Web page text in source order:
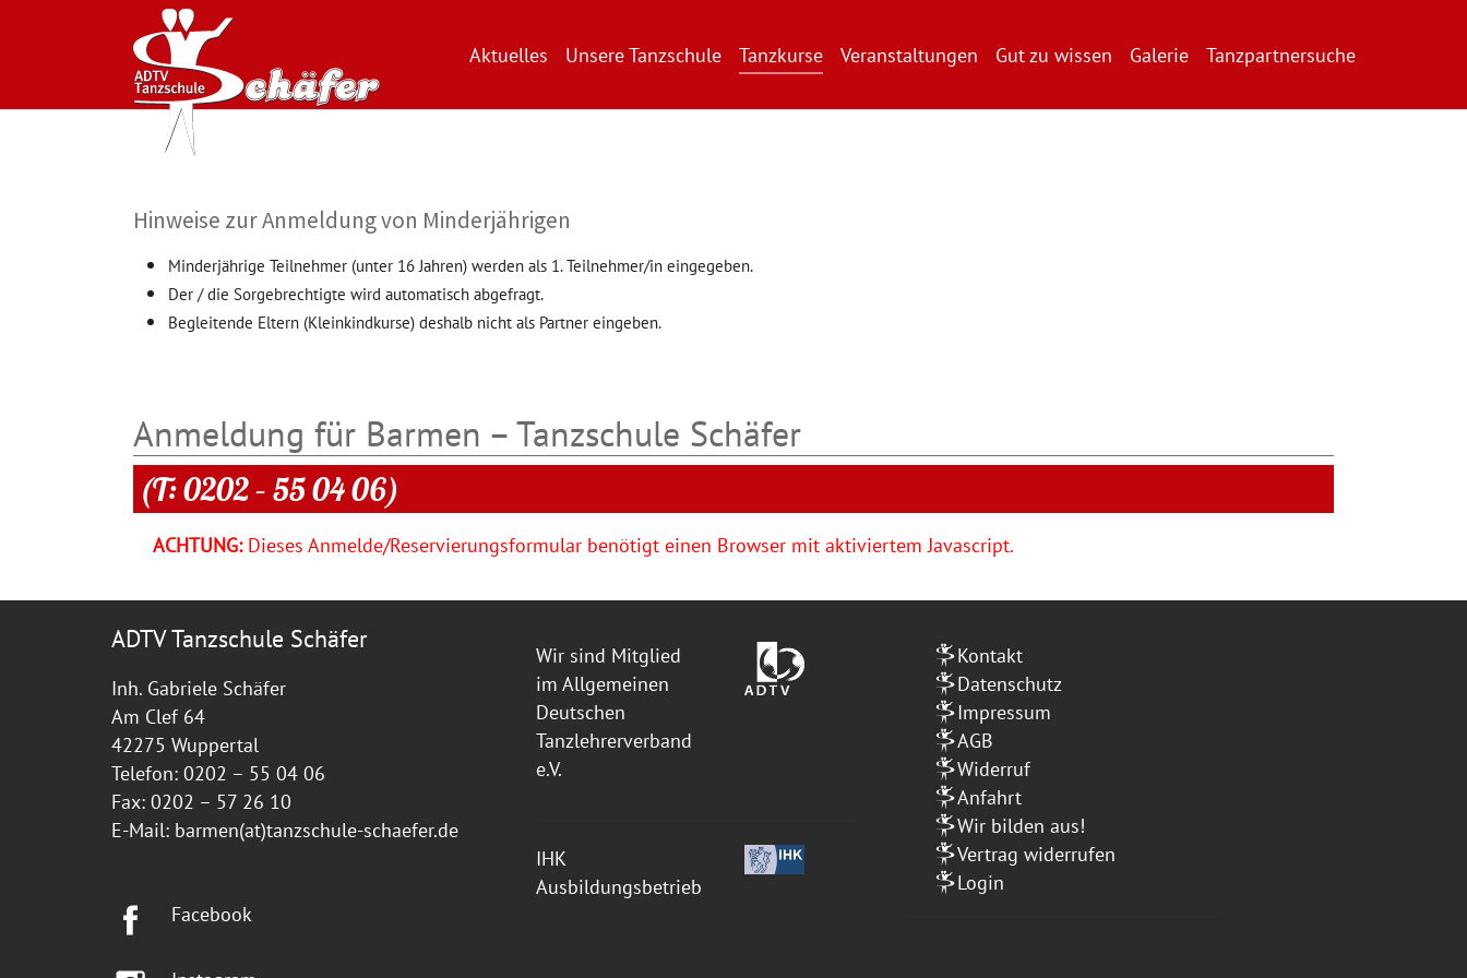
Zum Hauptinhalt springen
Aktuelles Unsere Tanzschule Tanzkurse Veranstaltungen Gut zu wissen Galerie Tanzpartnersuche
Hinweise zur Anmeldung von Minderjährigen
Minderjährige Teilnehmer (unter 16 Jahren) werden als 1. Teilnehmer/in eingegeben.
Der / die Sorgebrechtigte wird automatisch abgefragt.
Begleitende Eltern (Kleinkindkurse) deshalb nicht als Partner eingeben.
Anmeldung für Barmen – Tanzschule Schäfer
(T: 0202 – 55 04 06)
ACHTUNG:Dieses Anmelde/Reservierungsformular benötigt einen Browser mit aktiviertem Javascript.
ADTV Tanzschule Schäfer
Inh. Gabriele Schäfer
Am Clef 64
42275 Wuppertal
Telefon: 0202 – 55 04 06
Fax: 0202 – 57 26 10
E-Mail: barmen(at)tanzschule-schaefer.de
Facebook
Wir sind Mitglied
im Allgemeinen
Deutschen
Tanzlehrerverband
e.V.
IHK
Ausbildungsbetrieb
Kontakt
Datenschutz
Impressum
AGB
Widerruf
Anfahrt
Wir bilden aus!
Vertrag widerrufen
Login